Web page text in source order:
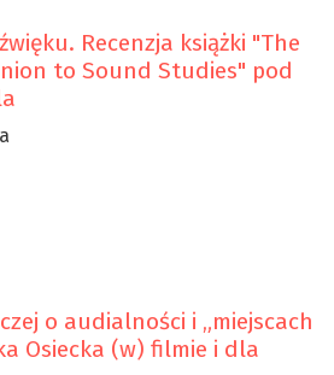
Recenzja książki "The
to Sound Studies" pod
o audialności i „miejscach
Osiecka (w) filmie i dla